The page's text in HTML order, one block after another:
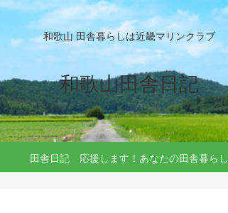
和歌山 田舎暮らしは近畿マリンクラブ
和歌山田舎日記
田舎日記 応援します！あなたの田舎暮らし